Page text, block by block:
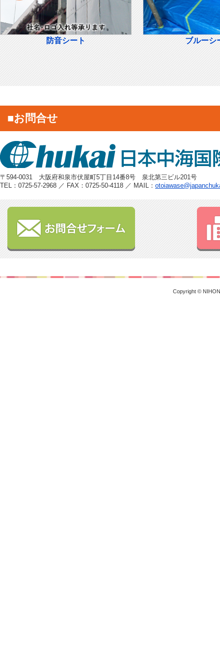
防音シート ブルーシ
■お問合せ
〒594-0031 大阪府和泉市伏屋町5丁目14番8号 泉北第三ビル201号
TEL：0725-57-2968 ／ FAX：0725-50-4118 ／ MAIL：
Copyright ©